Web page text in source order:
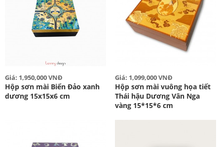
Giá: 1,950,000 VNĐ
Hộp sơn mài Biển Đảo xanh
dương 15x15x6 cm
Giá: 1,099,000 VNĐ
Hộp sơn mài vuông họa tiết
Thái hậu Dương Vân Nga
vàng 15*15*6 cm